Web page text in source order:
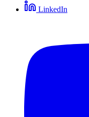
LinkedIn